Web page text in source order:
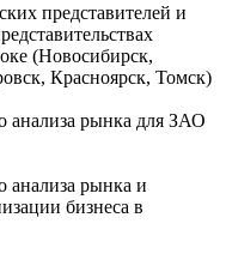
представителей и
(Новосибирск,
Красноярск, Томск)
анализа рынка для ЗАО
анализа рынка и
бизнеса в